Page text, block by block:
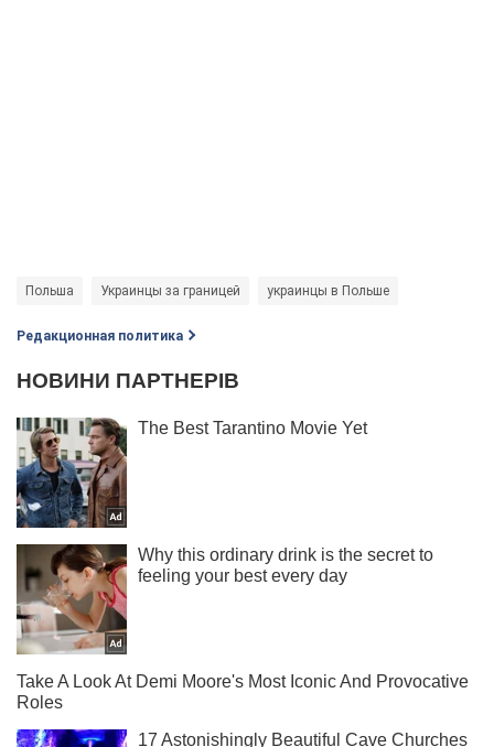
Польша Украинцы за границей украинцы в Польше
Редакционная политика